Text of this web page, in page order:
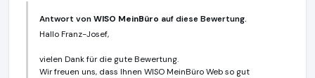
Antwort vonWISO MeinBüro auf diese Bewertung.
Hallo Franz-Josef,
vielen Dank für die gute Bewertung.
Wir freuen uns, dass Ihnen WISO MeinBüro Web so gut